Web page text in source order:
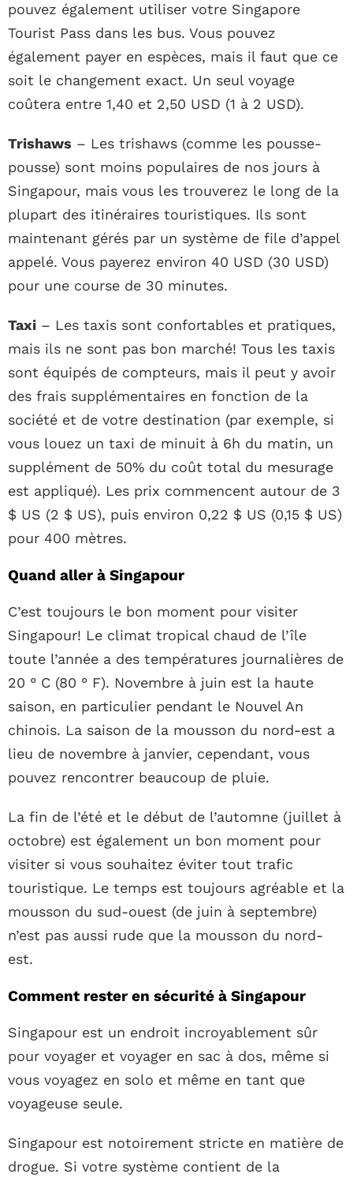
pouvez également utiliser votre Singapore
Tourist Pass dans les bus. Vous pouvez
également payer en espèces, mais il faut que ce
soit le changement exact. Un seul voyage
coûtera entre 1,40 et 2,50 USD (1 à 2 USD).
Trishaws – Les trishaws (comme les pousse-
pousse) sont moins populaires de nos jours à
Singapour, mais vous les trouverez le long de la
plupart des itinéraires touristiques. Ils sont
maintenant gérés par un système de file d’appel
appelé. Vous payerez environ 40 USD (30 USD)
pour une course de 30 minutes.
Taxi – Les taxis sont confortables et pratiques,
mais ils ne sont pas bon marché! Tous les taxis
sont équipés de compteurs, mais il peut y avoir
des frais supplémentaires en fonction de la
société et de votre destination (par exemple, si
vous louez un taxi de minuit à 6h du matin, un
supplément de 50% du coût total du mesurage
est appliqué). Les prix commencent autour de 3
$ US (2 $ US), puis environ 0,22 $ US (0,15 $ US)
pour 400 mètres.
Quand aller à Singapour
C’est toujours le bon moment pour visiter
Singapour! Le climat tropical chaud de l’île
toute l’année a des températures journalières de
20 ° C (80 ° F). Novembre à juin est la haute
saison, en particulier pendant le Nouvel An
chinois. La saison de la mousson du nord-est a
lieu de novembre à janvier, cependant, vous
pouvez rencontrer beaucoup de pluie.
La fin de l’été et le début de l’automne (juillet à
octobre) est également un bon moment pour
visiter si vous souhaitez éviter tout trafic
touristique. Le temps est toujours agréable et la
mousson du sud-ouest (de juin à septembre)
n’est pas aussi rude que la mousson du nord-
est.
Comment rester en sécurité à Singapour
Singapour est un endroit incroyablement sûr
pour voyager et voyager en sac à dos, même si
vous voyagez en solo et même en tant que
voyageuse seule.
Singapour est notoirement stricte en matière de
drogue. Si votre système contient de la